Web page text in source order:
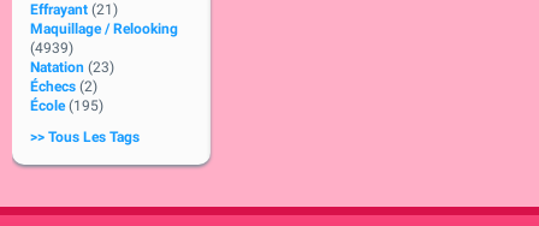
Effrayant (21)
Maquillage / Relooking
(4939)
Natation (23)
Échecs (2)
École (195)
>> Tous Les Tags